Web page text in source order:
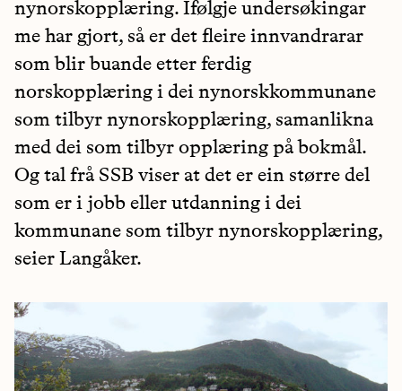
nynorskopplæring. Ifølgje undersøkingar
me har gjort, så er det fleire innvandrarar
som blir buande etter ferdig
norskopplæring i dei nynorskkommunane
som tilbyr nynorskopplæring, samanlikna
med dei som tilbyr opplæring på bokmål.
Og tal frå SSB viser at det er ein større del
som er i jobb eller utdanning i dei
kommunane som tilbyr nynorskopplæring,
seier Langåker.